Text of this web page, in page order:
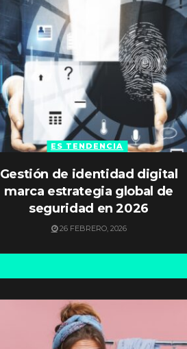
ES TENDENCIA
Gestión de identidad digital
marca estrategia global de
seguridad en 2026
26 FEBRERO, 2026